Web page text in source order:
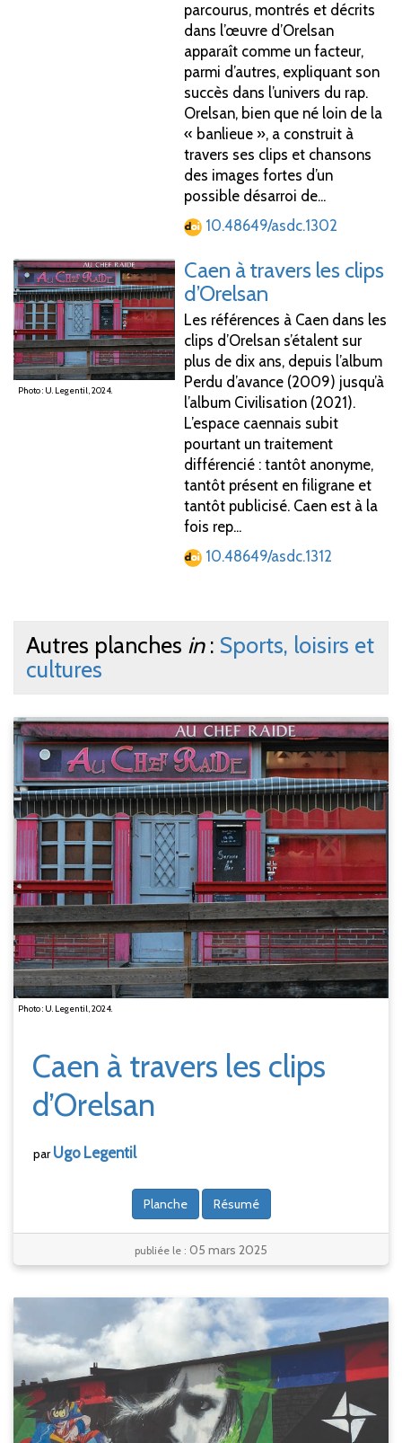
parcourus, montrés et décrits
dans l’œuvre d’Orelsan
apparaît comme un facteur,
parmi d’autres, expliquant son
succès dans l’univers du rap.
Orelsan, bien que né loin de la
« banlieue », a construit à
travers ses clips et chansons
des images fortes d’un
possible désarroi de...
10.48649/asdc.1302
Photo : U. Legentil, 2024.
Caen à travers les clips
d’Orelsan
Les références à Caen dans les
clips d’Orelsan s’étalent sur
plus de dix ans, depuis l’album
Perdu d’avance (2009) jusqu’à
l’album Civilisation (2021).
L’espace caennais subit
pourtant un traitement
différencié : tantôt anonyme,
tantôt présent en filigrane et
tantôt publicisé. Caen est à la
fois rep...
10.48649/asdc.1312
Autres planches in: Sports, loisirs et
cultures
Photo : U. Legentil, 2024.
Caen à travers les clips
d’Orelsan
parUgo Legentil
Planche Résumé
publiée le : 05 mars 2025